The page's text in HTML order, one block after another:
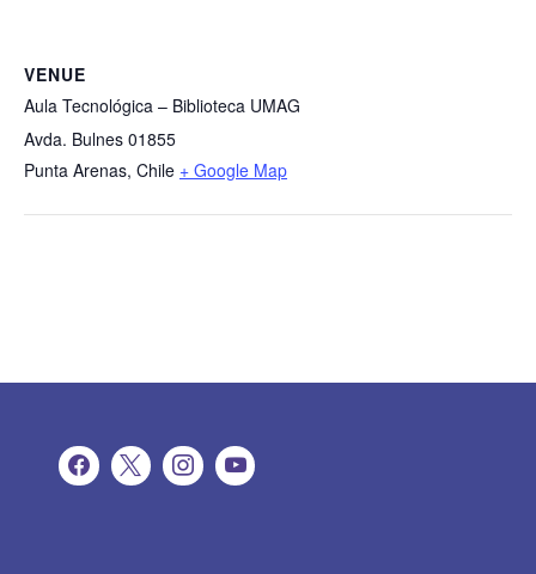
VENUE
Aula Tecnológica – Biblioteca UMAG
Avda. Bulnes 01855
Punta Arenas, Chile + Google Map